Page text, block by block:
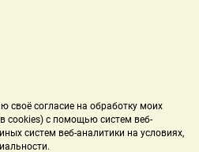
своё согласие на обработку моих
cookies) с помощью систем веб-
систем веб-аналитики на условиях,